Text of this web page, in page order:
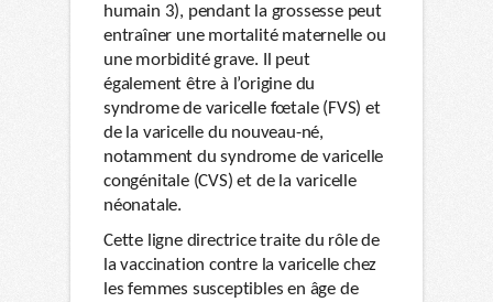
humain 3), pendant la grossesse peut
entraîner une mortalité maternelle ou
une morbidité grave. Il peut
également être à l’origine du
syndrome de varicelle fœtale (FVS) et
de la varicelle du nouveau-né,
notamment du syndrome de varicelle
congénitale (CVS) et de la varicelle
néonatale.
Cette ligne directrice traite du rôle de
la vaccination contre la varicelle chez
les femmes susceptibles en âge de